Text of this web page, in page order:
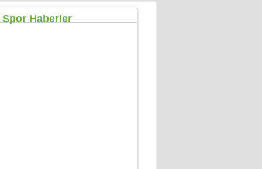
GÜVEN
VAR! KONSER DE VAR, EĞLENCE DE!